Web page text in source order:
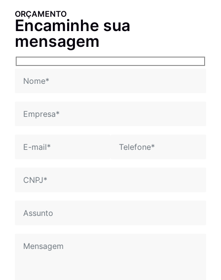
ORÇAMENTO
Encaminhe sua
mensagem